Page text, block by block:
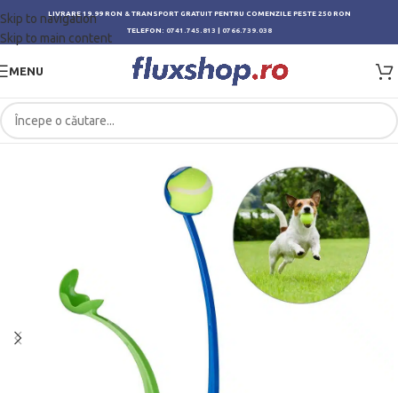
Skip to navigation
Skip to main content
LIVRARE 19.99 RON & TRANSPORT GRATUIT PENTRU COMENZILE PESTE 250 RON
TELEFON: 0741.745.813 0766.739.038
MENU